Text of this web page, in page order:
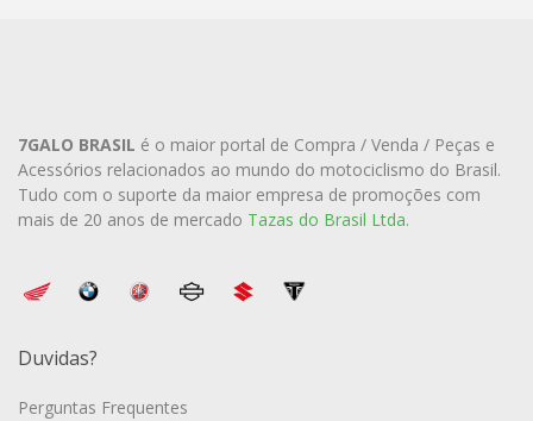
7GALO BRASIL é o maior portal de Compra / Venda / Peças e
Acessórios relacionados ao mundo do motociclismo do Brasil.
Tudo com o suporte da maior empresa de promoções com
mais de 20 anos de mercado Tazas do Brasil Ltda.
Duvidas?
Perguntas Frequentes